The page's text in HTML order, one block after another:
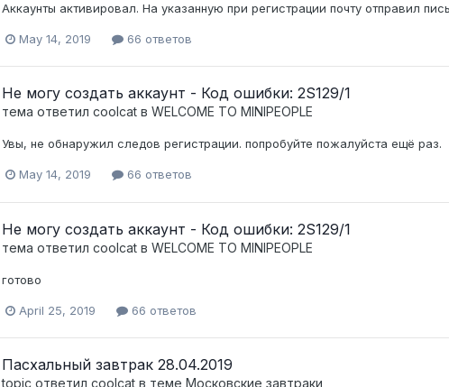
Аккаунты активировал. На указанную при регистрации почту отправил
May 14, 2019 66 ответов
Не могу создать аккаунт - Код ошибки: 2S129/1
тема ответил coolcatв WELCOME TO MINIPEOPLE
Увы, не обнаружил следов регистрации. попробуйте пожалуйста ещё раз.
May 14, 2019 66 ответов
Не могу создать аккаунт - Код ошибки: 2S129/1
тема ответил coolcatв WELCOME TO MINIPEOPLE
готово
April 25, 2019 66 ответов
Пасхальный завтрак 28.04.2019
topic ответил coolcatв теме Московские завтраки